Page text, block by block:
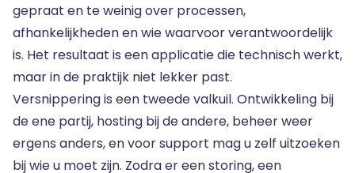
gepraat en te weinig over processen,
afhankelijkheden en wie waarvoor verantwoordelijk
is. Het resultaat is een applicatie die technisch werkt,
maar in de praktijk niet lekker past.
Versnippering is een tweede valkuil. Ontwikkeling bij
de ene partij, hosting bij de andere, beheer weer
ergens anders, en voor support mag u zelf uitzoeken
bij wie u moet zijn. Zodra er een storing, een